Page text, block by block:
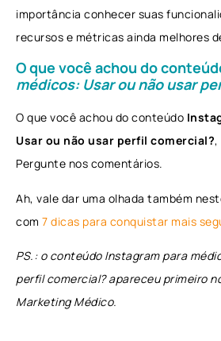
importância conhecer suas
recursos e métricas ainda melhores
O que você achou do
médicos: Usar ou não usar
O que você achou do conteúdo
Usar ou não usar perfil comercial?,
Pergunte nos comentários.
Ah, vale dar uma olhada também
com 7 dicas para conquistar mais
PS.: o conteúdo Instagram para
perfil comercial? apareceu primeiro
Marketing Médico.